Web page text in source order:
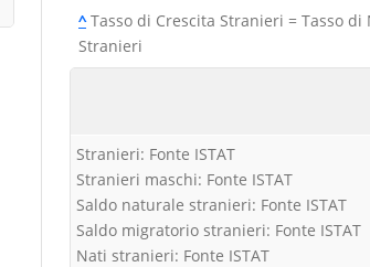
^Tasso di Crescita Stranieri = Tasso
Stranieri
Stranieri: Fonte ISTAT
Stranieri maschi: Fonte ISTAT
Saldo naturale stranieri: Fonte ISTAT
Saldo migratorio stranieri: Fonte ISTAT
Nati stranieri: Fonte ISTAT